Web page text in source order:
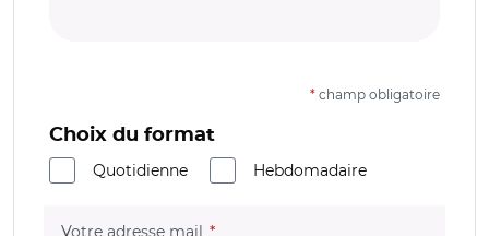
* champ obligatoire
Choix du format
Quotidienne
Hebdomadaire
Votre adresse mail (champ obligatoire)